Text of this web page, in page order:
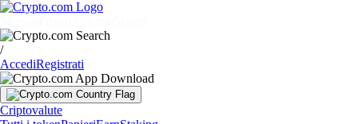
/
AccediRegistrati
Criptovalute